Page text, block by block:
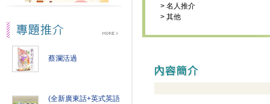
蔡瀾活過
(全新廣東話+英式英語
> 名人推介
> 其他